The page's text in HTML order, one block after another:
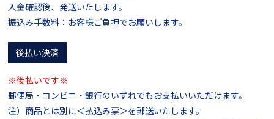
入金確認後、発送いたします。
振込み手数料：お客様ご負担でお願いします。
後払い決済
※後払いです※
郵便局・コンビニ・銀行のいずれでもお支払いいただけます。
注）商品とは別に＜払込み票＞を郵送いたします。